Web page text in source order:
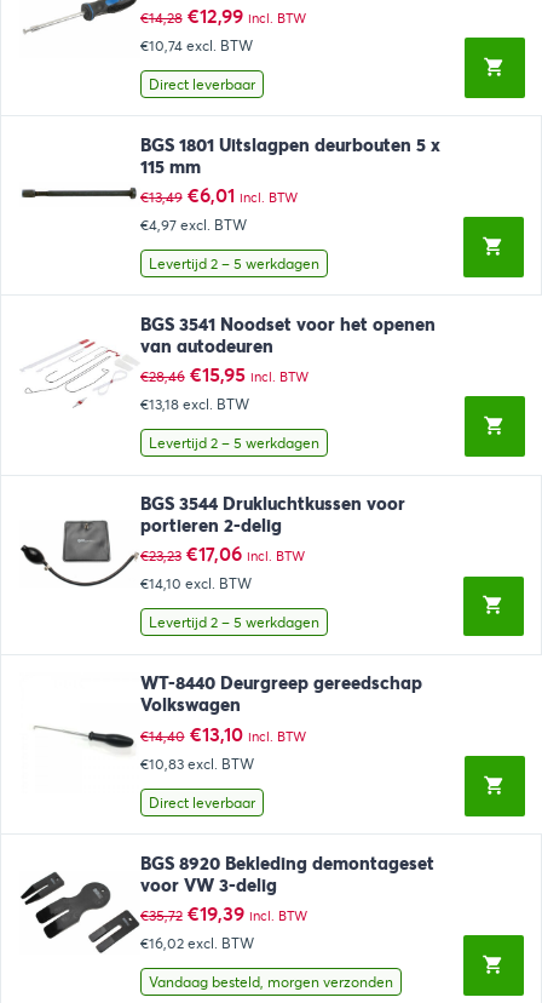
€14,28 Oorspronkelijke
prijs
was:
€14,28.
€12,99Huidige
prijs
is:
€12,99.
incl. BTW
€10,74 excl. BTW
Direct leverbaar
BGS 1801 Uitslagpen deurbouten 5 x
115 mm
€13,49 Oorspronkelijke
prijs
was:
€13,49.
€6,01Huidige
prijs
is:
€6,01.
incl. BTW
€4,97 excl. BTW
Levertijd 2 – 5 werkdagen
BGS 3541 Noodset voor het openen
van autodeuren
€28,46 Oorspronkelijke
prijs
was:
€28,46.
€15,95Huidige
prijs
is:
€15,95.
incl. BTW
€13,18 excl. BTW
Levertijd 2 – 5 werkdagen
BGS 3544 Drukluchtkussen voor
portieren 2-delig
€23,23 Oorspronkelijke
prijs
was:
€23,23.
€17,06Huidige
prijs
is:
€17,06.
incl. BTW
€14,10 excl. BTW
Levertijd 2 – 5 werkdagen
WT-8440 Deurgreep gereedschap
Volkswagen
€14,40 Oorspronkelijke
prijs
was:
€14,40.
€13,10Huidige
prijs
is:
€13,10.
incl. BTW
€10,83 excl. BTW
Direct leverbaar
BGS 8920 Bekleding demontageset
voor VW 3-delig
€35,72 Oorspronkelijke
prijs
was:
€35,72.
€19,39Huidige
prijs
is:
€19,39.
incl. BTW
€16,02 excl. BTW
Vandaag besteld, morgen verzonden